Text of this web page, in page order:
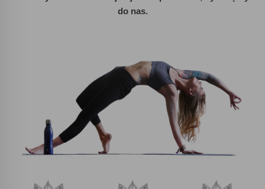
do nas.